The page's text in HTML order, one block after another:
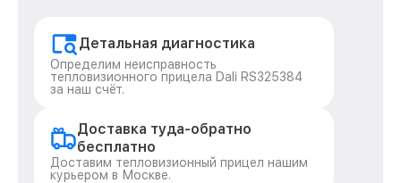
Детальная диагностика
Определим неисправность
тепловизионного прицела Dali RS325384
за наш счёт.
Доставка туда-обратно
бесплатно
Доставим тепловизионный прицел нашим
курьером в Москве.